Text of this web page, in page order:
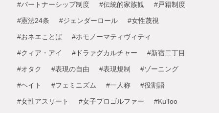
#パートナーシップ制度 #伝統的家族観 #戸籍制度
#憲法24条 #ジェンダーロール #女性蔑視
#おネエことば #ホモノーマティヴィティ
#クィア・アイ #ドラァグカルチャー #新宿二丁目
#オタク #表現の自由 #表現規制 #ゾーニング
#ヘイト #フェミニズム #一人称 #役割語
#女性アスリート #女子プロゴルファー #KuToo